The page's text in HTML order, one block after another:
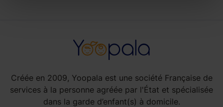
Créée en 2009, Yoopala est une société Française de
services à la personne agréée par l'État et spécialisée
dans la garde d’enfant(s) à domicile.